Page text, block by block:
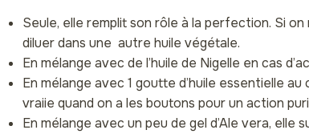
Seule, elle remplit son rôle à la perfection. Si
diluer dans une autre huile végétale.
En mélange avec de l’huile de Nigelle en cas
En mélange avec 1 goutte d’huile essentielle
vraiie quand on a les boutons pour un action
En mélange avec un peu de gel d’Ale vera, elle